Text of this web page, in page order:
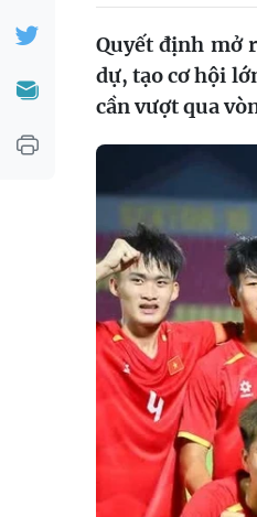
Quyết định mở
dự, tạo cơ hội
cần vượt qua